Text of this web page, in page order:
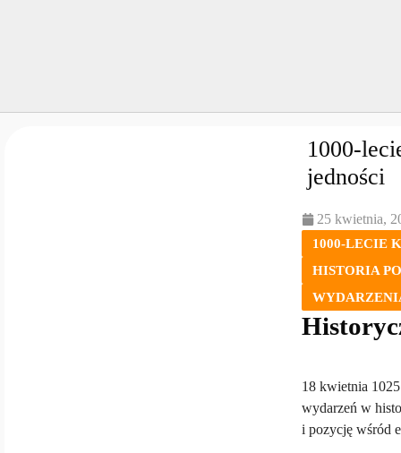
1000-
jedności
25 kwietnia,
1000-LECIE
HISTORIA
18 kwietnia
wydarzeń w
i pozycję wśród